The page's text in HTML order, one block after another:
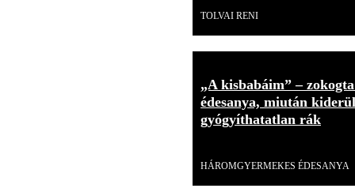
TOLVAI RENI
„A kisbabáim” –
édesanya, miután
gyógyíthatatlan rák
HÁROMGYERMEKES ÉDESANYA